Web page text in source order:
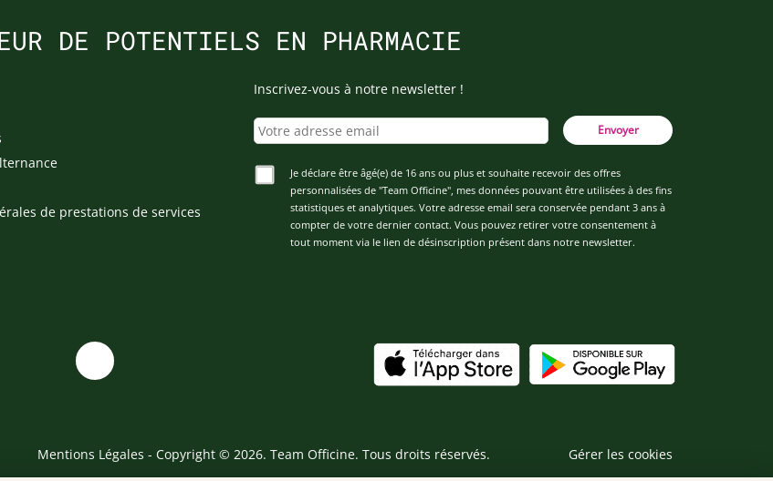
DE POTENTIELS EN PHARMACIE
de prestations de services
Inscrivez-vous à notre newsletter !
Envoyer
Je déclare être âgé(e) de 16 ans ou plus et souhaite recevoir des offres
personnalisées de "Team Officine", mes données pouvant être utilisées à des fins
statistiques et analytiques. Votre adresse email sera conservée pendant 3 ans à
compter de votre dernier contact. Vous pouvez retirer votre consentement à
tout moment via le lien de désinscription présent dans notre newsletter.
Mentions Légales - Copyright © 2026. Team Officine. Tous droits réservés. Gérer les cookies